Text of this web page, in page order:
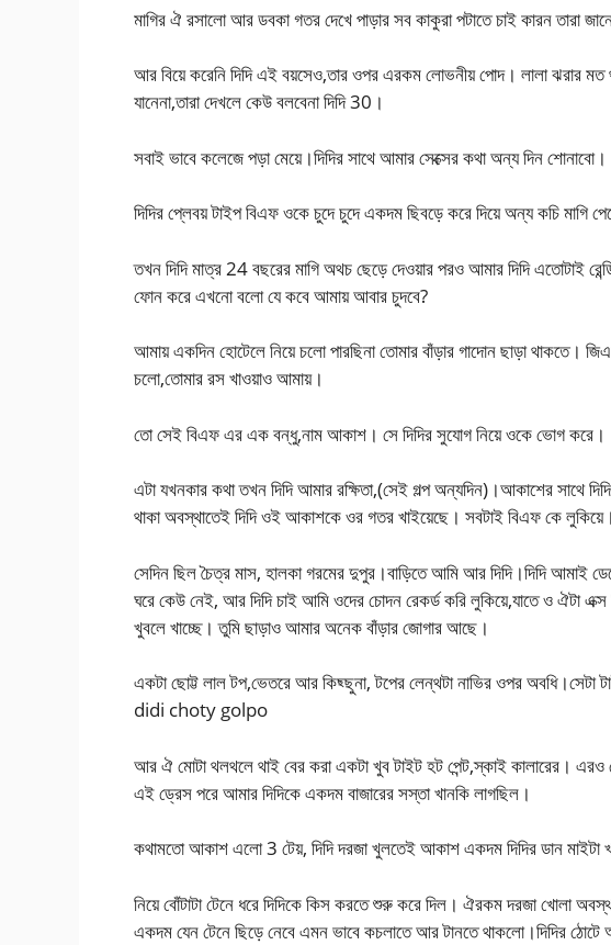
মাগির ঐ রসালো আর ডবকা গতর দেখে পাড়ার সব কাকুরা পটাতে চাই কারন তারা
আর বিয়ে করেনি দিদি এই বয়সেও,তার ওপর এরকম লোভনীয় পোদ। লালা ঝরার
যানেনা,তারা দেখলে কেউ বলবেনা দিদি 30।
সবাই ভাবে কলেজে পড়া মেয়ে।দিদির সাথে আমার সেক্সের কথা অন্য দিন শোনাবো।
দিদির প্লেবয় টাইপ বিএফ ওকে চুদে চুদে একদম ছিবড়ে করে দিয়ে অন্য কচি মাগি
তখন দিদি মাত্র 24 বছরের মাগি অথচ ছেড়ে দেওয়ার পরও আমার দিদি এতোটাই
ফোন করে এখনো বলো যে কবে আমায় আবার চুদবে?
আমায় একদিন হোটেলে নিয়ে চলো পারছিনা তোমার বাঁড়ার গাদোন ছাড়া থাকতে।
চলো,তোমার রস খাওয়াও আমায়।
তো সেই বিএফ এর এক বন্ধু,নাম আকাশ। সে দিদির সুযোগ নিয়ে ওকে ভোগ করে।
এটা যখনকার কথা তখন দিদি আমার রক্ষিতা,(সেই গল্প অন্যদিন)।আকাশের সাথে
থাকা অবস্থাতেই দিদি ওই আকাশকে ওর গতর খাইয়েছে। সবটাই বিএফ কে লুকিয়ে।
সেদিন ছিল চৈত্র মাস, হালকা গরমের দুপুর।বাড়িতে আমি আর দিদি।দিদি
ঘরে কেউ নেই, আর দিদি চাই আমি ওদের চোদন রেকর্ড করি লুকিয়ে,যাতে ও ঐটা
খুবলে খাচ্ছে। তুমি ছাড়াও আমার অনেক বাঁড়ার জোগার আছে।
একটা ছোট্ট লাল টপ,ভেতরে আর কিছ্ছুনা, টপের লেন্থটা নাভির ওপর অবধি।সেটা
didi choty golpo
আর ঐ মোটা থলথলে থাই বের করা একটা খুব টাইট হট পেন্ট,স্কাই কালারের। এরও
এই ড্রেস পরে আমার দিদিকে একদম বাজারের সস্তা খানকি লাগছিল।
কথামতো আকাশ এলো 3 টেয়, দিদি দরজা খুলতেই আকাশ একদম দিদির ডান মাইটা
নিয়ে বোঁটাটা টেনে ধরে দিদিকে কিস করতে শুরু করে দিল। ঐরকম দরজা খোলা
একদম যেন টেনে ছিড়ে নেবে এমন ভাবে কচলাতে আর টানতে থাকলো।দিদির ঠোটে